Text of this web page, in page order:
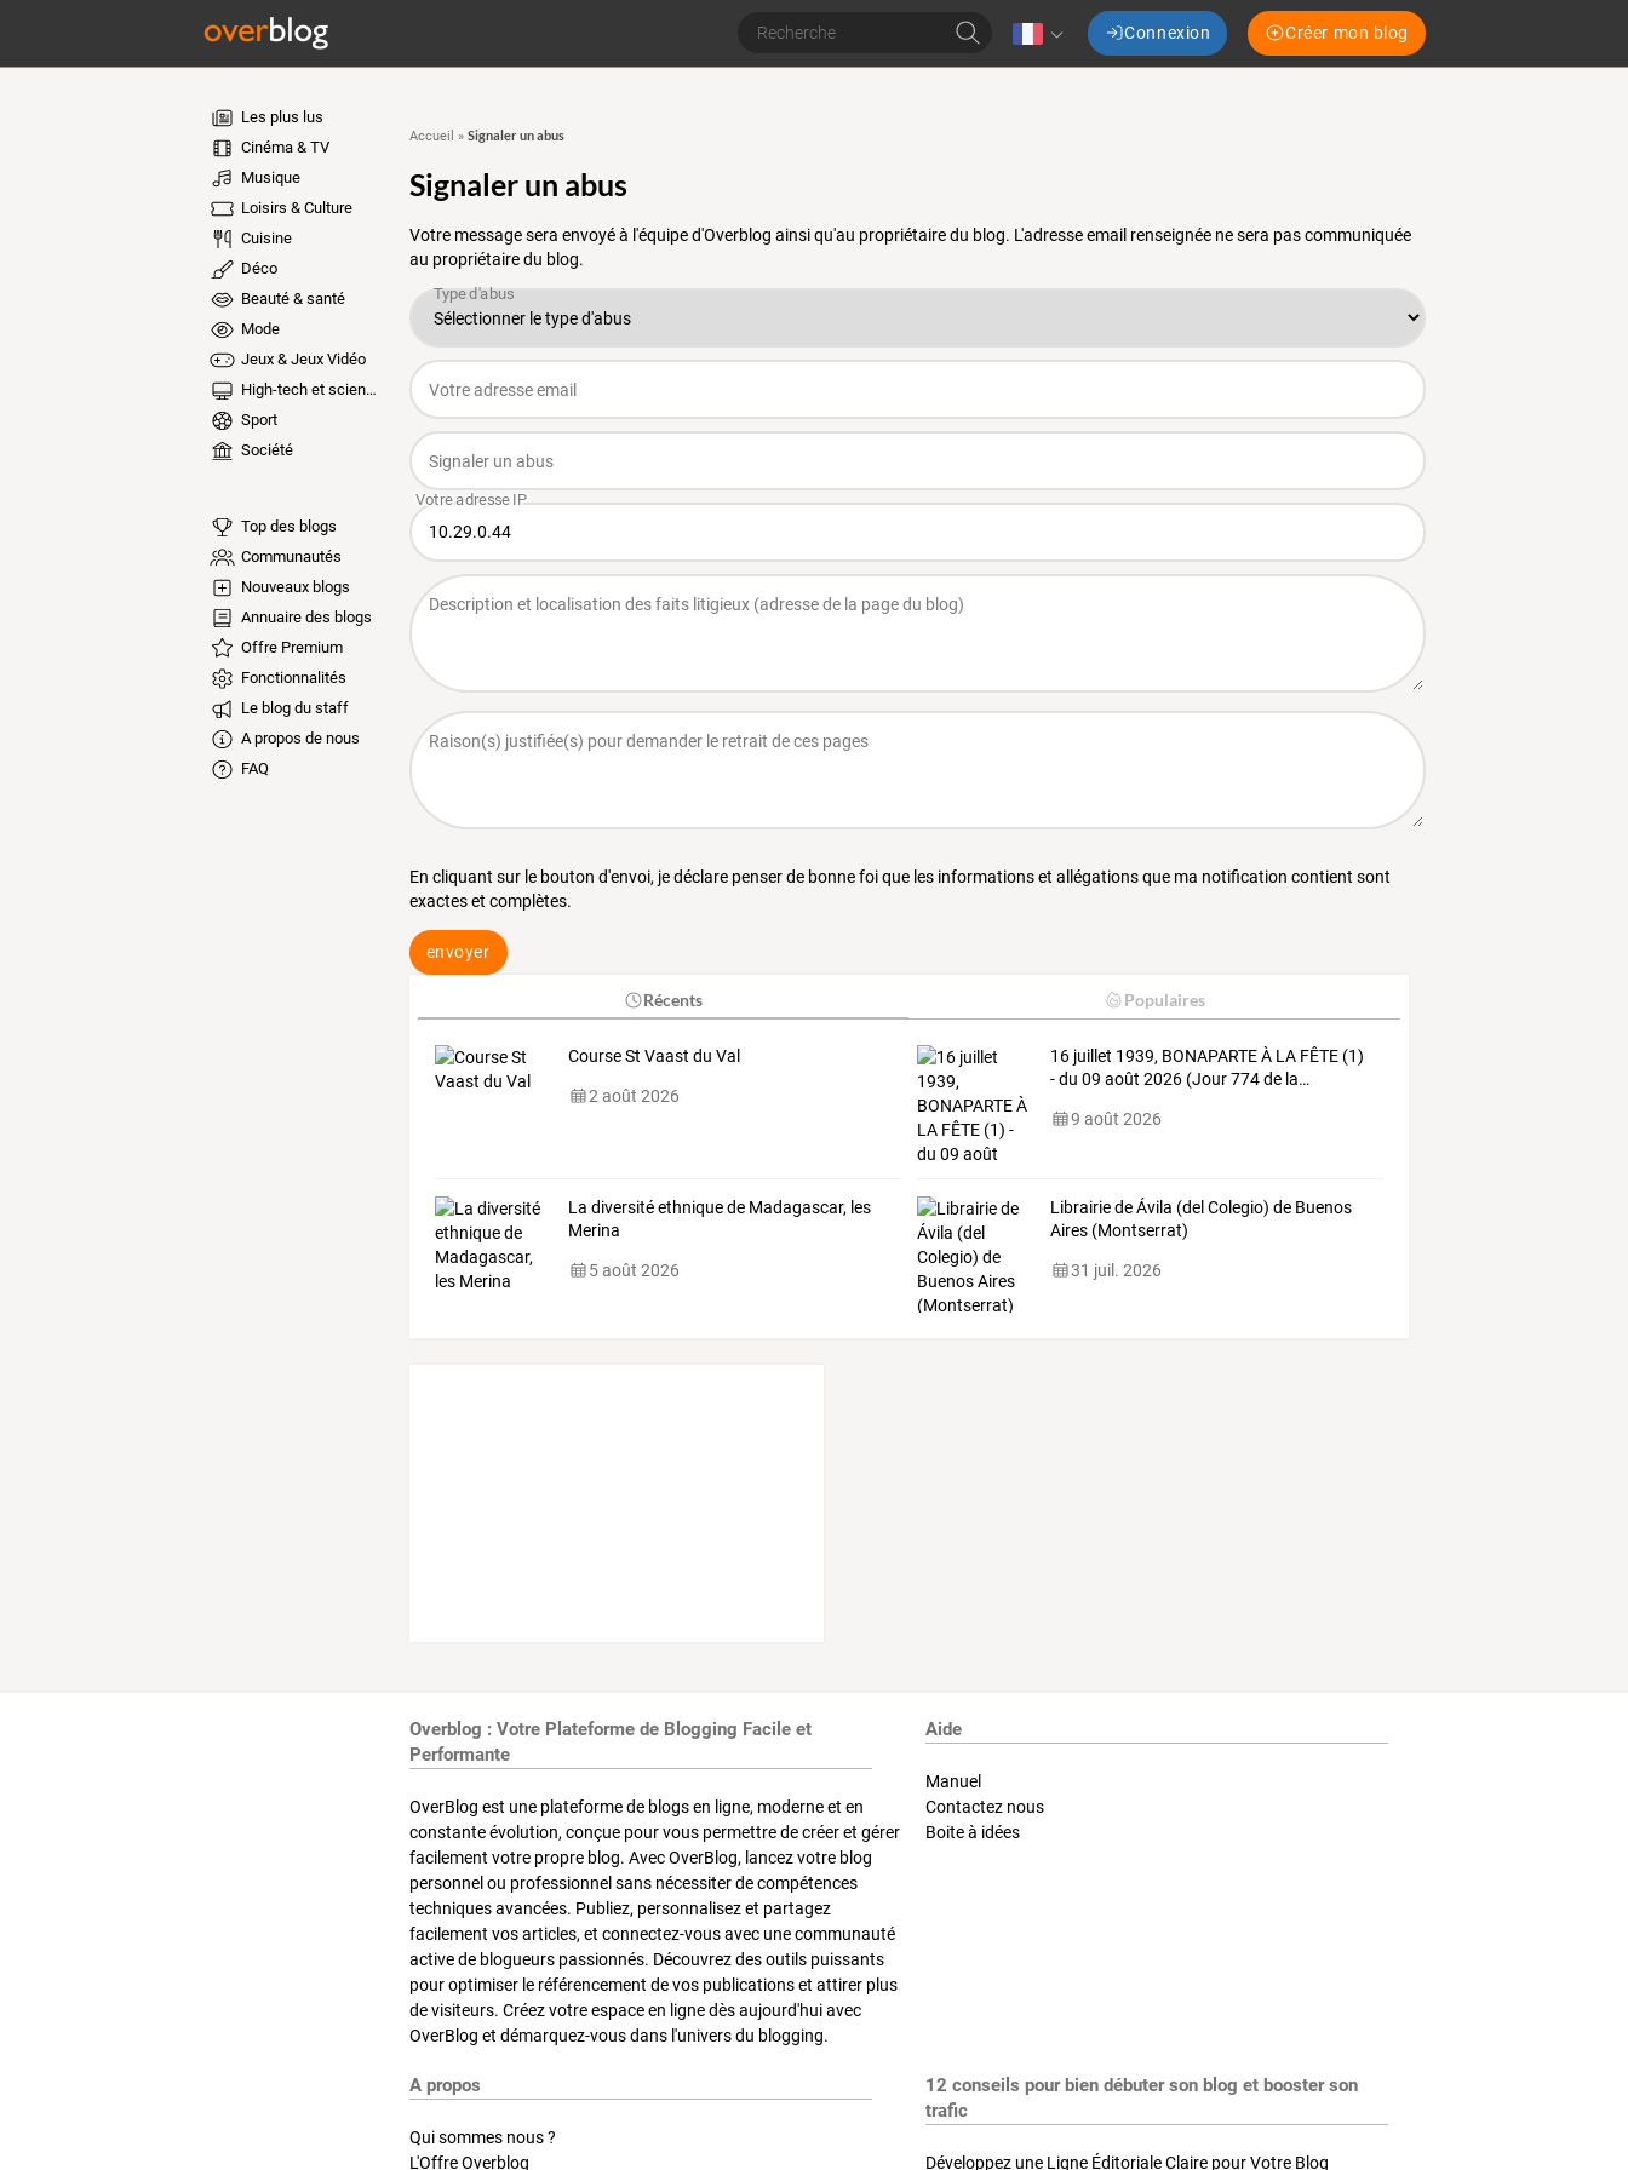
Connexion Créer mon blog
Les plus lus
Cinéma & TV
Musique
Loisirs & Culture
Cuisine
Déco
Beauté & santé
Mode
Jeux & Jeux Vidéo
High-tech et sciences
Sport
Société
Top des blogs
Communautés
Nouveaux blogs
Annuaire des blogs
Offre Premium
Fonctionnalités
Le blog du staff
A propos de nous
FAQ
Accueil » Signaler un abus
Signaler un abus
Votre message sera envoyé à l'équipe d'Overblog ainsi qu'au propriétaire du blog. L'adresse email renseignée ne sera pas communiquée
au propriétaire du blog.
En cliquant sur le bouton d'envoi, je déclare penser de bonne foi que les informations et allégations que ma notification contient sont
exactes et complètes.
envoyer
Récents Populaires
Course St Vaast du Val
2 août 2026
16 juillet 1939, BONAPARTEÀ LA FÊTE (1)
-du 09 août 2026 (Jour774de la…
9 août 2026
La diversité ethnique de Madagascar, les
Merina
5 août 2026
Librairie de Ávila (del Colegio) de Buenos
Aires (Montserrat)
31 juil. 2026
Overblog : Votre Plateforme de Blogging Facile et
Performante
OverBlog est une plateforme de blogs en ligne, moderne et en
constante évolution, conçue pour vous permettre de créer et gérer
facilement votre propre blog. Avec OverBlog, lancez votre blog
personnel ou professionnel sans nécessiter de compétences
techniques avancées. Publiez, personnalisez et partagez
facilement vos articles, et connectez-vous avec une communauté
active de blogueurs passionnés. Découvrez des outils puissants
pour optimiser le référencement de vos publications et attirer plus
de visiteurs. Créez votre espace en ligne dès aujourd'hui avec
OverBlog et démarquez-vous dans l'univers du blogging.
Aide
Manuel
Contactez nous
Boite à idées
A propos
Qui sommes nous ?
L'Offre Overblog
12 conseils pour bien débuter son blog et booster son
trafic
Développez une Ligne Éditoriale Claire pour Votre Blog